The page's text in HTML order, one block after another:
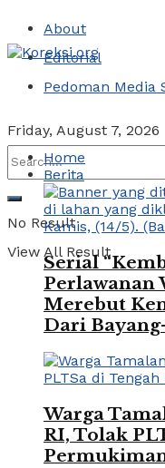
About
Editorial
Pedoman Media
Friday, August 7, 2026
No Result
View All Result
Home
Berita
Serial
Perlawanan
Merebut
Dari
Warga
RI, Tolak